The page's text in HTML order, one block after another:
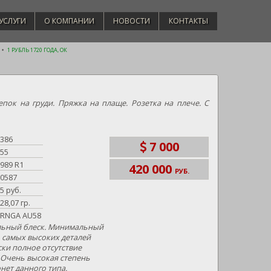
О КОМПАНИИ НОВОСТИ КОНТАКТЫ
1 РУБЛЬ 1720 ГОДА, ОК
на груди. Пряжка на плаще. Розетка на плече. С
386
55
989 R1
0587
5 руб.
28,07 гр.
RNGA AU58
блеск. Минимальный
высоких деталей
полное отсутствие
высокая степень
данного типа.
7 000
420 000 РУБ.